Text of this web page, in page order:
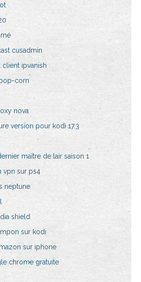
cusadmin
ipvanish
corn
nova
version pour kodi 17.3
maître de lair saison 1
vpn sur ps4
neptune
shield
sur kodi
sur iphone
chrome gratuite